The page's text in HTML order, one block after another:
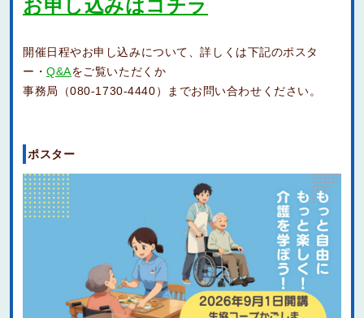
お申し込みはコチラ
開催日程やお申し込みについて、詳しくは下記のポスタ
ー・Q&Aをご覧いただくか
事務局（080-1730-4440）までお問い合わせください。
ポスター